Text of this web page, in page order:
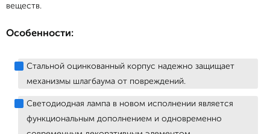
веществ.
Особенности:
Стальной оцинкованный корпус надежно защищает
механизмы шлагбаума от повреждений.
Светодиодная лампа в новом исполнении является
функциональным дополнением и одновременно